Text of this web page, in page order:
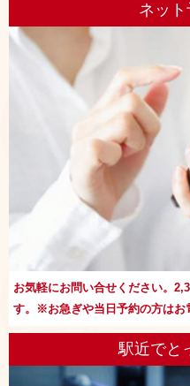
ネット
お気軽にお問い合せください。
す。※お急ぎや当日予約の方はお
駅近でと